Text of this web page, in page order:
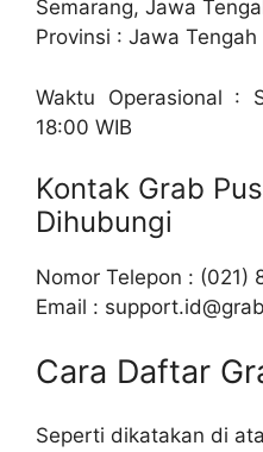
Semarang, Jawa
Provinsi : Jawa Tengah
Waktu Operasional :
18:00 WIB
Kontak Grab
Dihubungi
Nomor Telepon : (021)
Email :
Cara Daftar
Seperti dikatakan di